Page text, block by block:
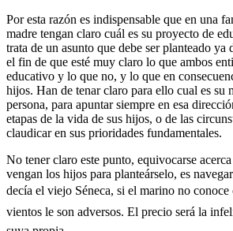
Por esta razón es indispensable que en una
madre tengan claro cuál es su proyecto de
trata de un asunto que debe ser planteado ya
el fin de que esté muy claro lo que ambos
educativo y lo que no, y lo que en
hijos. Han de tenar claro para ello cual es su
persona, para apuntar siempre en esa
etapas de la vida de sus hijos, o de las
claudicar en sus prioridades fundamentales.
No tener claro este punto, equivocarse
vengan los hijos para planteárselo, es
decía el viejo Séneca, si el marino no
vientos le son adversos. El precio será la